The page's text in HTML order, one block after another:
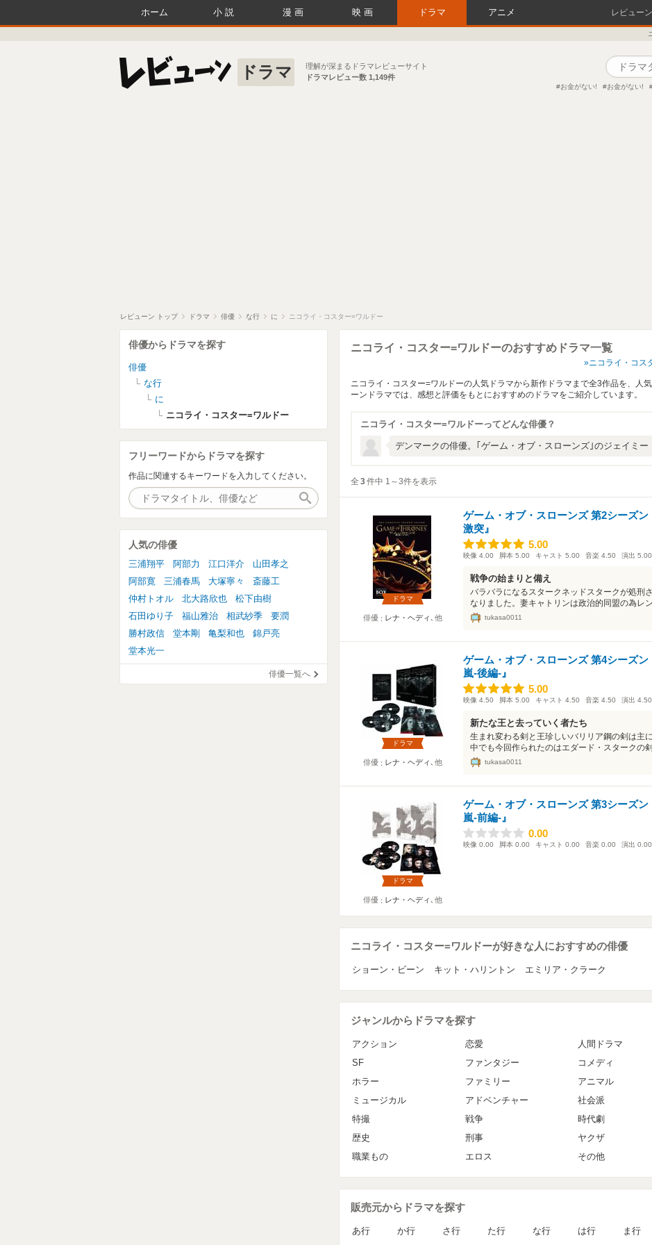
ホーム 小説 漫画 映画 ドラマ アニメ レビュー
ドラマ
理解が深まるドラマレビューサイト
ドラマレビュー数 1,149件
お金がない! お金がない!
レビューン トップ ドラマ 俳優 な行 に ニコライ・コスター=ワルドー
ニコライ・コスター=ワルドーのおすすめドラマ一覧
ニコライ・コス
ニコライ・コスター=ワルドーの人気ドラマから新作ドラマまで全3作品を、人
ーンドラマでは、感想と評価をもとにおすすめのドラマをご紹介しています。
ニコライ・コスター=ワルドーってどんな俳優？
デンマークの俳優。｢ゲーム・オブ・スローンズ｣のジェイミー
全 3件中 1～3件を表示
ドラマ
俳優 レナ・ヘディ､他
ゲーム・オブ・スローンズ 第2シーズン
激突』
5.00
5.00
映像 4.00 脚本 5.00 キャスト 5.00 音楽 4.50 演出 5.00
戦争の始まりと備え
バラバラになるスタークネッドスタークが処刑
なりました。妻キャトリンは政治的同盟の為レ
tukasa0011
ドラマ
俳優 レナ・ヘディ､他
ゲーム・オブ・スローンズ 第4シーズン
嵐-後編-』
5.00
5.00
映像 4.50 脚本 5.00 キャスト 4.50 音楽 4.50 演出 4.50
新たな王と去っていく者たち
生まれ変わる剣と王珍しいバリリア鋼の剣は主
中でも今回作られたのはエダード・スタークの
tukasa0011
ドラマ
俳優 レナ・ヘディ､他
ゲーム・オブ・スローンズ 第3シーズン
嵐-前編-』
0.00
0.00
映像 0.00 脚本 0.00 キャスト 0.00 音楽 0.00 演出 0.00
ニコライ・コスター=ワルドーが好きな人におすすめの俳優
ショーン・ビーン キット・ハリントン エミリア・クラーク
ジャンルからドラマを探す
アクション 恋愛 人間ドラマ
SF
ファンタジー コメディ
ホラー
ファミリー アニマル
ミュージカル
アドベンチャー 社会派
特撮
戦争 時代劇
歴史
刑事 ヤクザ
職業もの
エロス その他
販売元からドラマを探す
あ行 か行 さ行 た行 な行 は行 ま行
俳優からドラマを探す
俳優
な行
に
ニコライ・コスター=ワルドー
フリーワードからドラマを探す
作品に関連するキーワードを入力してください。
作品検索
人気の俳優
三浦翔平 阿部力 江口洋介
山田孝之
阿部寛
三浦春馬 大塚寧々
斎藤工
仲村トオル
北大路欣也
松下由樹
石田ゆり子
福山雅治 相武紗季
要潤
勝村政信
堂本剛 亀梨和也
錦戸亮
堂本光一
俳優一覧へ